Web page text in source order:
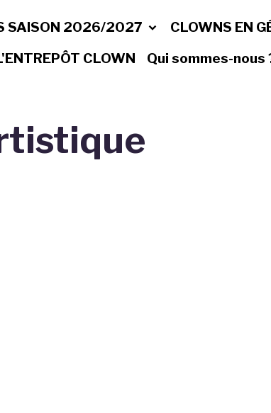
SAISON 2026/2027 CLOWNS EN
CLOWN
Qui sommes-nous